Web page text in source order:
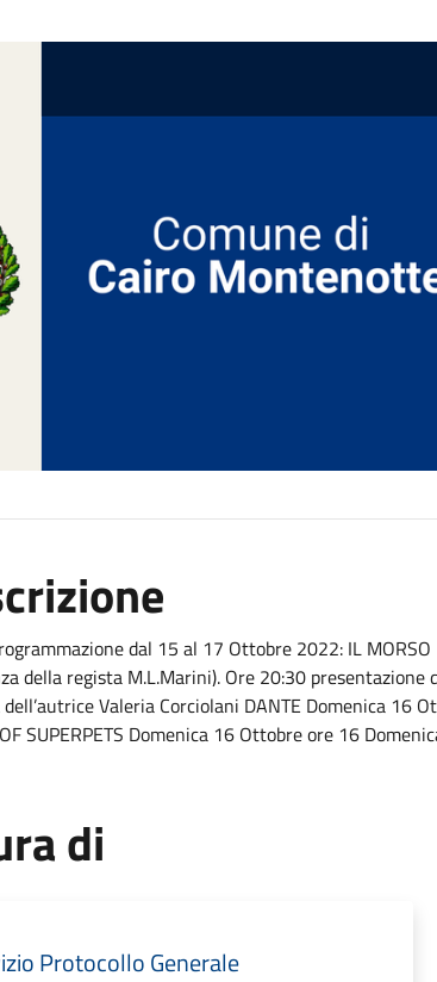
dal 15 al 17 Ottobre 2022: IL
della regista M.L.Marini). Ore 20:30
dell’autrice Valeria Corciolani DANTE Domenica 16
SUPERPETS Domenica 16 Ottobre ore 16
di
Protocollo Generale